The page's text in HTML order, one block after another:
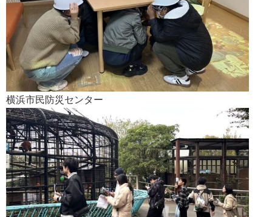
横浜市民防災センター